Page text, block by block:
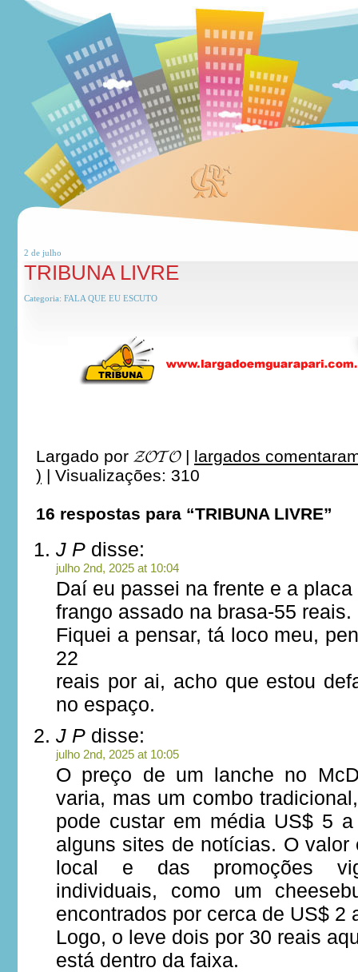
2 de julho
TRIBUNA LIVRE
Categoria: FALA QUE EU ESCUTO
Largado por 𝓩𝓞𝓣𝓞| largados
) | Visualizações: 310
16 respostas para “TRIBUNA LIVRE”
J P disse:
julho 2nd, 2025 at 10:04
Daí eu passei na frente e a
frango assado na brasa-55 reais.
Fiquei a pensar, tá loco meu,
22
reais por ai, acho que estou
no espaço.
J P disse:
julho 2nd, 2025 at 10:05
O preço de um lanche no
varia, mas um combo
pode custar em média US$ 5
alguns sites de notícias. O valor
local e das promoções
individuais, como um
encontrados por cerca de US$ 2
Logo, o leve dois por 30 reais
está dentro da faixa.